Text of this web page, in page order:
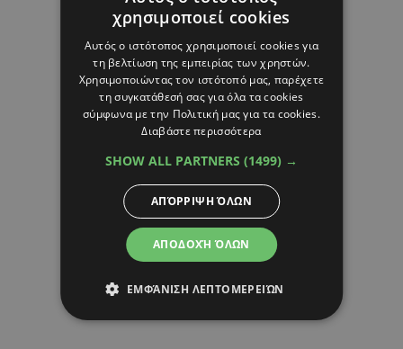
χρησιμοποιεί cookies
Αυτός ο ιστότοπος χρησιμοποιεί cookies για
τη βελτίωση της εμπειρίας των χρηστών.
Χρησιμοποιώντας τον ιστότοπό μας, παρέχετε
τη συγκατάθεσή σας για όλα τα cookies
σύμφωνα με την Πολιτική μας για τα cookies.
Διαβάστε περισσότερα
SHOW ALL PARTNERS (1499) →
ΑΠΟΔΟΧΉ ΌΛΩΝ
ΑΠΌΡΡΙΨΗ ΌΛΩΝ
ΕΜΦΆΝΙΣΗ ΛΕΠΤΟΜΕΡΕΙΏΝ